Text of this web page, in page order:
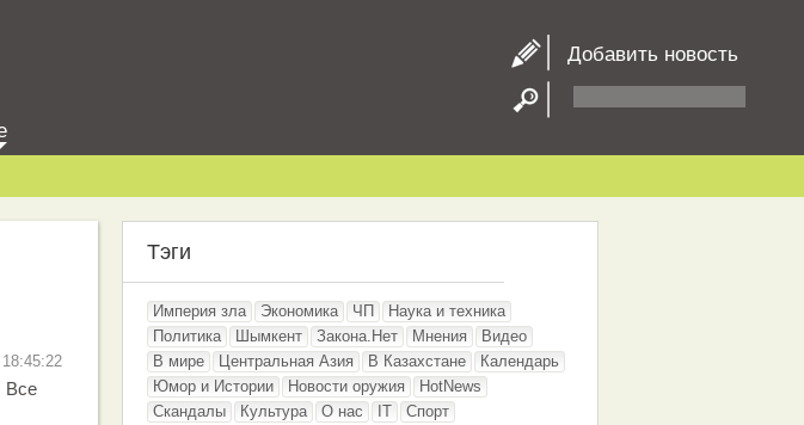
Добавить новость
Все
Тэги
Империя зла Экономика ЧП
Наука и техника
Политика
Шымкент Закона.Нет Мнения
Видео
В мире
Центральная Азия В Казахстане
Календарь
Юмор и Истории
Новости оружия
HotNews
Скандалы
Культура О нас IT
Спорт